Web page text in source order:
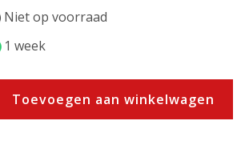
Niet op voorraad
1 week
Toevoegen aan winkelwagen